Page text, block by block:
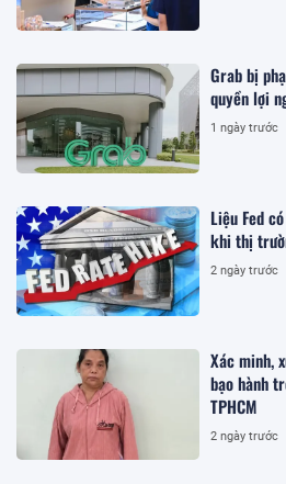
Grab bị
quyền lợi
1 ngày trước
Liệu Fed
khi thị
2 ngày trước
Xác minh,
bạo hành
TPHCM
2 ngày trước